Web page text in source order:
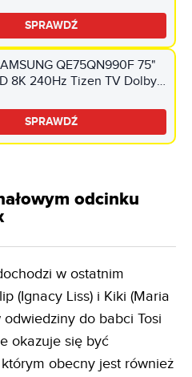
SPRAWDŹ
QE75QN990F 75"
8K 240Hz Tizen TV Dolby
SPRAWDŹ
odcinku
w ostatnim
(Ignacy Liss) i Kiki (Maria
do babci Tosi
okazuje się być
obecny jest również